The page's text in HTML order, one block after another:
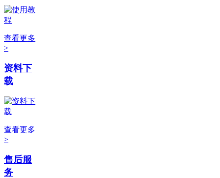
查看更多
>
资料下
载
查看更多
>
售后服
务